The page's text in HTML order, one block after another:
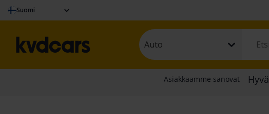
Suomi
Auto